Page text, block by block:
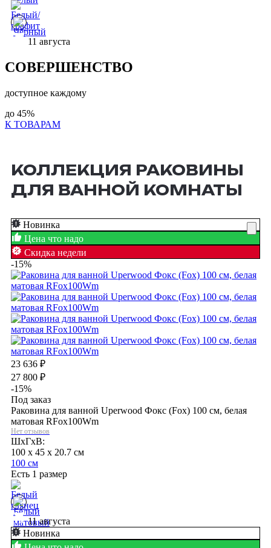
11 августа
СОВЕРШЕНСТВО
доступное каждому
до 45%
К ТОВАРАМ
КОЛЛЕКЦИЯ РАКОВИНЫ
ДЛЯ ВАННОЙ КОМНАТЫ
Новинка
Цена что надо
Скидка недели
-15%
23 636 ₽
27 800 ₽
-15%
Под заказ
Раковина для ванной Uperwood Фокс (Fox) 100 см, белая
матовая RFox100Wm
Нет отзывов
ШхГхВ:
100 x 45 x 20.7 см
100 см
Есть 1 размер
11 августа
Новинка